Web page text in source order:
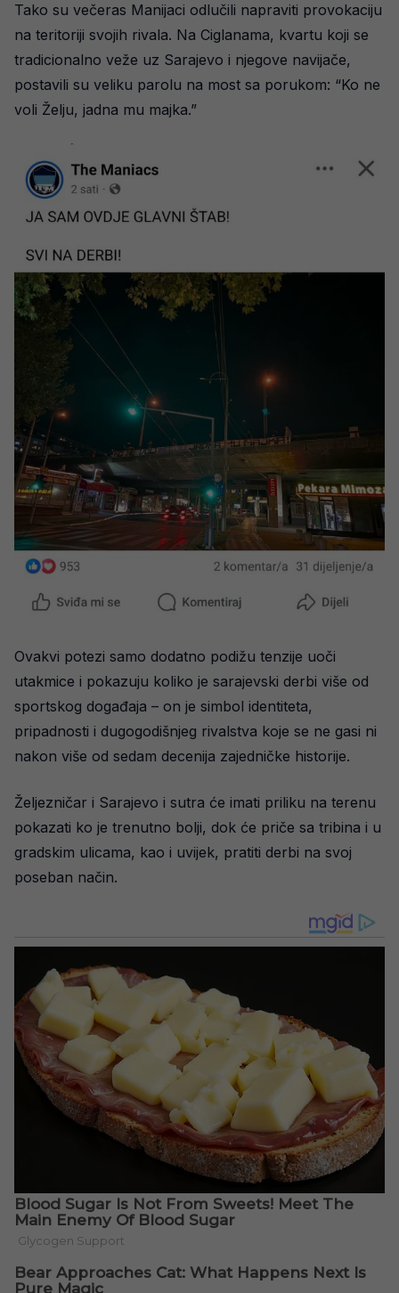
Tako su večeras Manijaci odlučili napraviti provokaciju
na teritoriji svojih rivala. Na Ciglanama, kvartu koji se
tradicionalno veže uz Sarajevo i njegove navijače,
postavili su veliku parolu na most sa porukom: “Ko ne
voli Želju, jadna mu majka.”
Ovakvi potezi samo dodatno podižu tenzije uoči
utakmice i pokazuju koliko je sarajevski derbi više od
sportskog događaja – on je simbol identiteta,
pripadnosti i dugogodišnjeg rivalstva koje se ne gasi ni
nakon više od sedam decenija zajedničke historije.
Željezničar i Sarajevo i sutra će imati priliku na terenu
pokazati ko je trenutno bolji, dok će priče sa tribina i u
gradskim ulicama, kao i uvijek, pratiti derbi na svoj
poseban način.